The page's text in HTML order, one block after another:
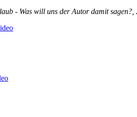
- Was will uns der Autor damit sagen?,